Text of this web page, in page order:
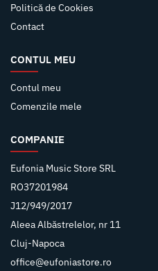
Politică de Cookies
Contact
CONTUL MEU
Contul meu
Comenzile mele
COMPANIE
Eufonia Music Store SRL
RO37201984
J12/949/2017
Aleea Albăstrelelor, nr 11
Cluj-Napoca
office@eufoniastore.ro